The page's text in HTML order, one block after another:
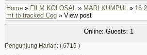
Home » FILM KOLOSAL » MARI KUMPUL » 16
mt tb tracked Cog » View post
Online: Guests: 1
Pengunjung Harian: ( 6719 )